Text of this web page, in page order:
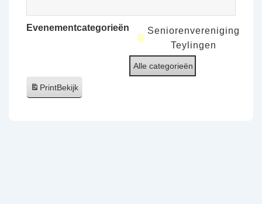
Barbecue
in
Warmond
Evenementcategorieën
Seniorenvereniging
Teylingen
Alle categorieën
PrintBekijk